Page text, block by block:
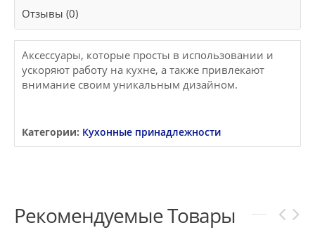
Отзывы (0)
Аксессуары, которые просты в использовании и
ускоряют работу на кухне, а также привлекают
внимание своим уникальным дизайном.
Категории: Кухонные принадлежности
Рекомендуемые Товары